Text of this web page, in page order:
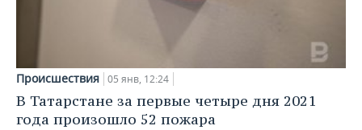
Происшествия 05 янв, 12:24
В Татарстане за первые четыре дня 2021
года произошло 52 пожара